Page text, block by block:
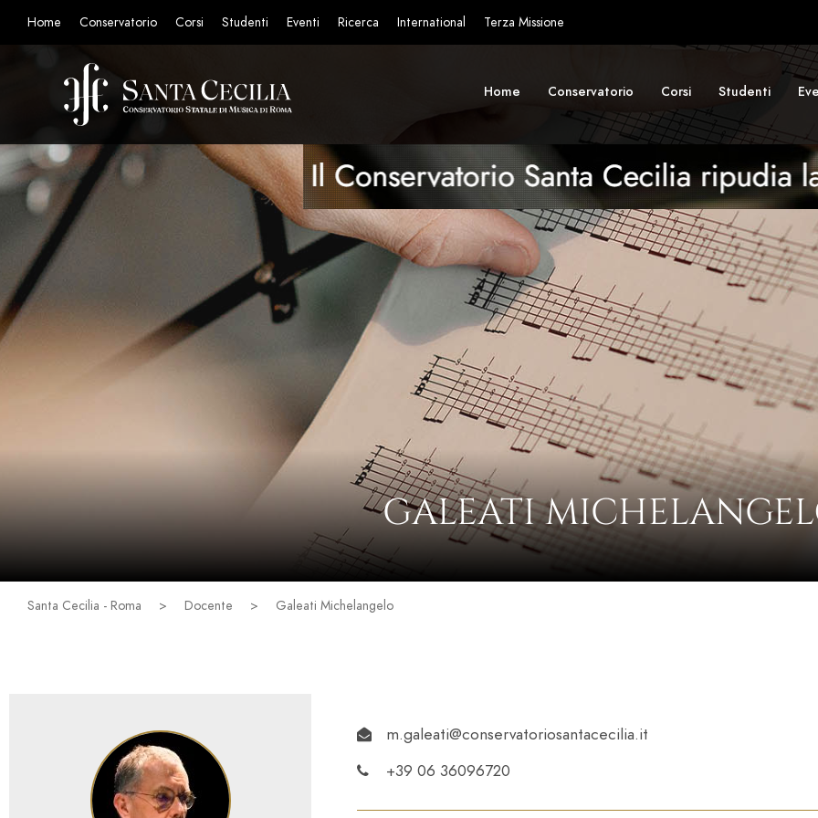
Home Conservatorio Corsi Studenti Eventi Ricerca International Terza Missione
Home Conservatorio Corsi Studenti
GALEATI
Santa Cecilia - Roma > Docente > Galeati Michelangelo
m.galeati@conservatoriosantacecilia.it
+39 06 36096720